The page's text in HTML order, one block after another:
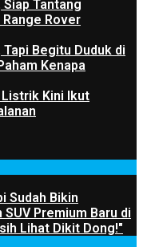
Siap Tantang
Rover
Tapi Begitu Duduk di
Kenapa
Listrik Kini Ikut
Sudah Bikin
SUV Premium Baru di
Lihat Dikit Dong!"